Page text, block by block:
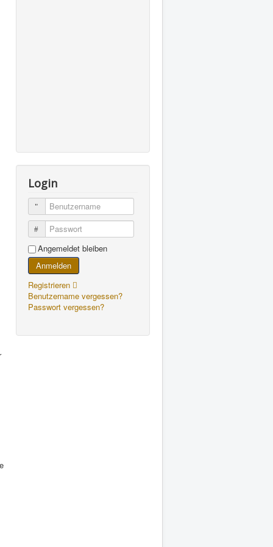
Login
Benutzername
Passwort
Angemeldet bleiben
Anmelden
Registrieren
Benutzername vergessen?
Passwort vergessen?